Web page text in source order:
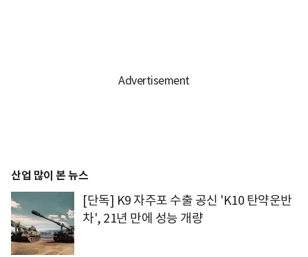
산업 많이 본 뉴스
[단독] K9 자주포 수출 공신 'K10 탄약운반
차', 21년 만에 성능 개량